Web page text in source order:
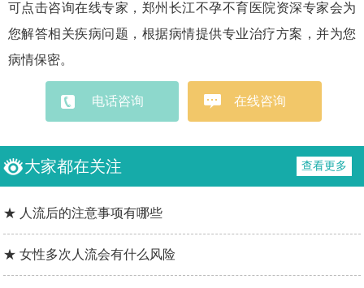
可点击咨询在线专家，郑州长江不孕不育医院资深专家会为
您解答相关疾病问题，根据病情提供专业治疗方案，并为您
病情保密。
电话咨询 在线咨询
大家都在关注 查看更多
★ 人流后的注意事项有哪些
★ 女性多次人流会有什么风险